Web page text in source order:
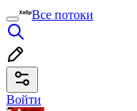
Все потоки
Войти